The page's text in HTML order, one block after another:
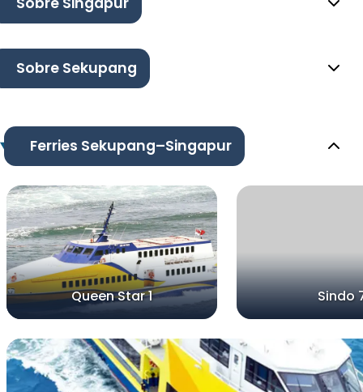
Sobre Sekupang
Ferries Sekupang–Singapur
Queen Star 1 Sindo